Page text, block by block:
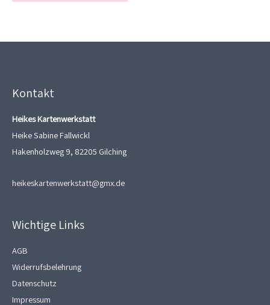
Kontakt
Heikes Kartenwerkstatt
Heike Sabine Fallwickl
Hakenholzweg 9, 82205 Gilching
heikeskartenwerkstatt@gmx.de
Wichtige Links
AGB
Widerrufsbelehrung
Datenschutz
Impressum